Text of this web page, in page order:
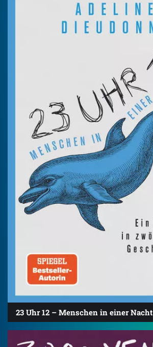
23 Uhr 12 – Menschen in einer Nacht